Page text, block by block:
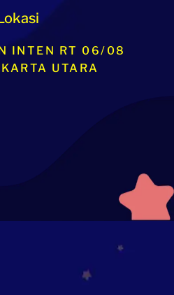
INTEN RT 06/08
UTARA